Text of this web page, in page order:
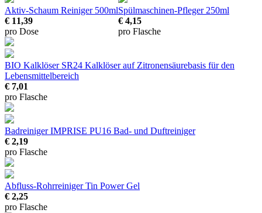
Aktiv-Schaum Reiniger 500ml
€ 11,39
pro Dose
Spülmaschinen-Pfleger 250ml
€ 4,15
pro Flasche
BIO Kalklöser SR24 Kalklöser auf Zitronensäurebasis für den
Lebensmittelbereich
€ 7,01
pro Flasche
Badreiniger IMPRISE PU16 Bad- und Duftreiniger
€ 2,19
pro Flasche
Abfluss-Rohrreiniger Tin Power Gel
€ 2,25
pro Flasche